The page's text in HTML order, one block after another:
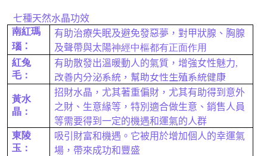
七種天然水晶功效
南紅瑪
瑙 ：
有助治療失眠及避免發惡夢，對甲狀腺、胸腺
及聲帶與太陽神經中樞都有正面作用
紅兔
毛：
有助散發出溫暖動人的氣質，增強女性魅力,
改善内分泌系統，幫助女性生殖系統健康
黃水
晶：
招財水晶，尤其著重偏財，尤其有助得到意外
之財、生意緣等，特別適合做生意、銷售人員
等需要得到一定的機遇和運氣的人群
東陵
玉：
吸引財富和機遇。它被用於增加個人的幸運氣
場，帶來成功和豐盛